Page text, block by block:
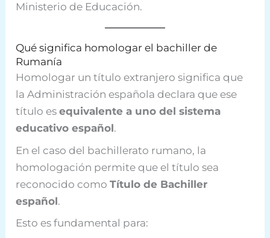
Ministerio de Educación.
Qué significa homologar el bachiller de
Rumanía
Homologar un título extranjero significa que
la Administración española declara que ese
título esequivalente a uno del sistema
educativo español.
En el caso del bachillerato rumano, la
homologación permite que el título sea
reconocido comoTítulo de Bachiller
español.
Esto es fundamental para: